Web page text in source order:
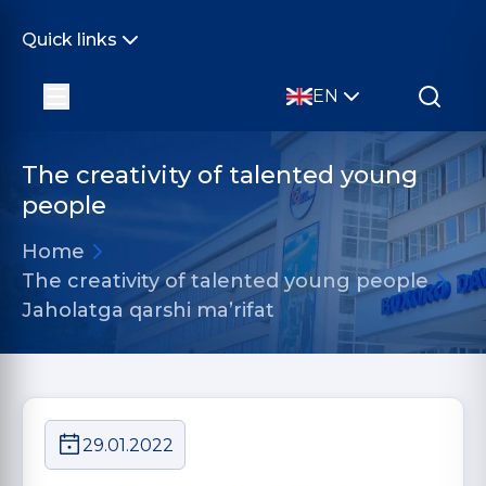
Quick links
EN
The creativity of talented young
people
Home
The creativity of talented young people
Jaholatga qarshi ma’rifat
29.01.2022